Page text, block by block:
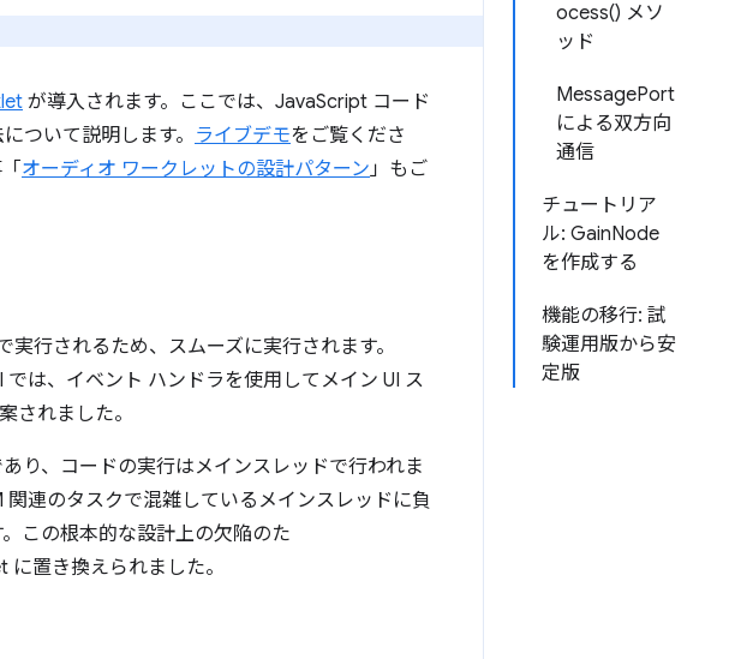
ocess() メソ
ッド
MessagePort
による双方向
通信
チュートリア
ル: GainNode
を作成する
機能の移行: 試
験運用版から安
定版
が導入されます。ここでは、JavaScript コード
ついて説明します。 ライブデモをご覧くださ
オーディオ ワークレットの設計パターン」もご
行されるため、スムーズに実行されます。
は、イベント ハンドラを使用してメイン UI ス
されました。
り、コードの実行はメインスレッドで行われま
連のタスクで混雑しているメインスレッドに負
この根本的な設計上の欠陥のた
置き換えられました。